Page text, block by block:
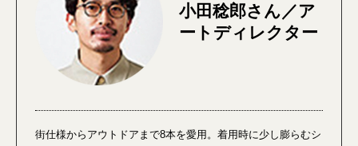
小田稔郎さん／ア
ートディレクター
街仕様からアウトドアまで8本を愛用。着用時に少し膨らむシ